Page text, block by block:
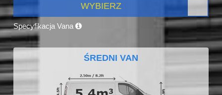
WYBIERZ
Specyfikacja Vana
ŚREDNI VAN